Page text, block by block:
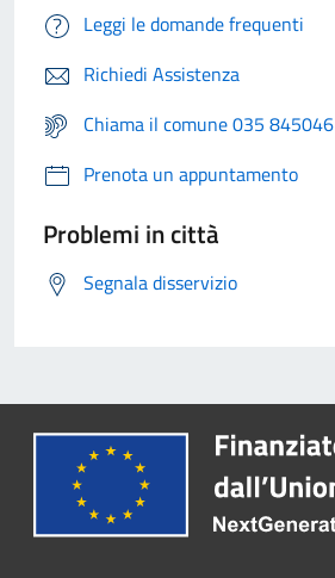
Leggi le domande frequenti
Richiedi Assistenza
Chiama il comune 035 845046
Prenota un appuntamento
Problemi in città
Segnala disservizio